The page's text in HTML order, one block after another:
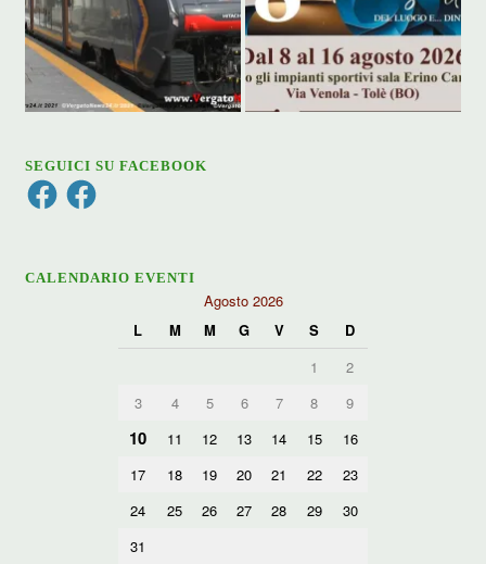
SEGUICI SU FACEBOOK
FacebookFacebook
CALENDARIO EVENTI
Agosto 2026
L
M M G V S
D
1
2
3
4 5 6 7 8 9
10 11 12 13 14 15
16
17
18 19 20 21 22
23
24
25 26 27 28 29
30
31